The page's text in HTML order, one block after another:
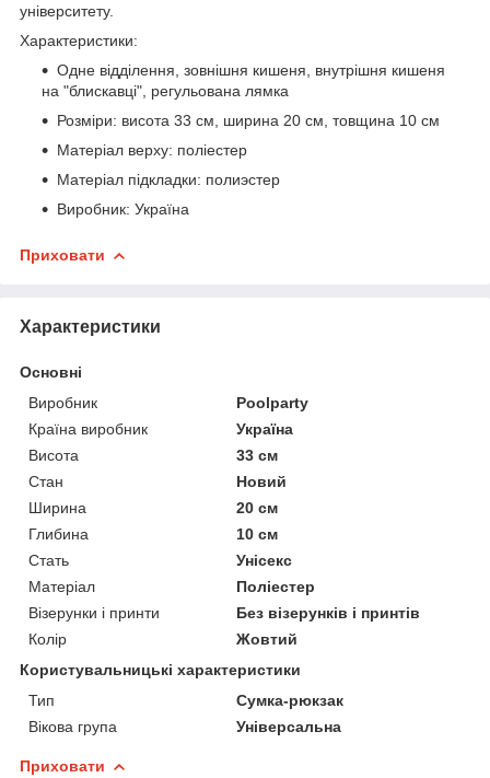
університету.
Характеристики:
Одне відділення, зовнішня кишеня, внутрішня кишеня
на "блискавці", регульована лямка
Розміри: висота 33 см, ширина 20 см, товщина 10 см
Матеріал верху: поліестер
Матеріал підкладки: полиэстер
Виробник: Україна
Приховати
Характеристики
Основні
Виробник
Poolparty
Країна виробник
Україна
Висота
33 см
Стан
Новий
Ширина
20 см
Глибина
10 см
Стать
Унісекс
Матеріал
Поліестер
Візерунки і принти
Без візерунків і принтів
Колір
Жовтий
Користувальницькі характеристики
Тип
Сумка-рюкзак
Вікова група
Універсальна
Приховати